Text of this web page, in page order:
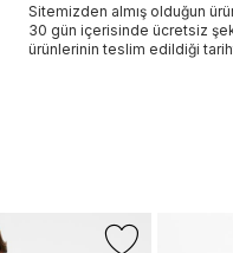
Sitemizden almış olduğun
30 gün içerisinde ücretsiz
ürünlerinin teslim edildiği